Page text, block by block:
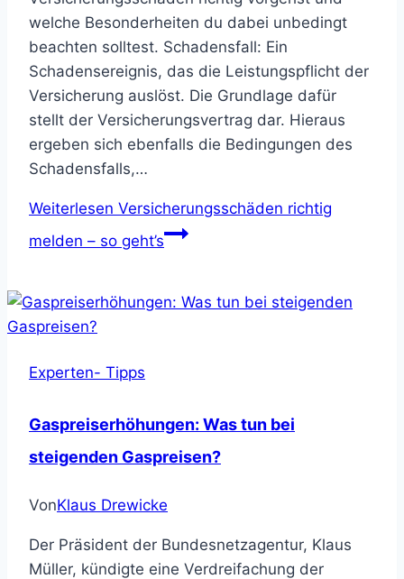
welche Besonderheiten du dabei unbedingt
beachten solltest. Schadensfall: Ein
Schadensereignis, das die Leistungspflicht der
Versicherung auslöst. Die Grundlage dafür
stellt der Versicherungsvertrag dar. Hieraus
ergeben sich ebenfalls die Bedingungen des
Schadensfalls,…
Weiterlesen Versicherungsschäden richtig
melden – so geht’s
Experten- Tipps
Gaspreiserhöhungen: Was tun bei
steigenden Gaspreisen?
VonKlaus Drewicke
Der Präsident der Bundesnetzagentur, Klaus
Müller, kündigte eine Verdreifachung der